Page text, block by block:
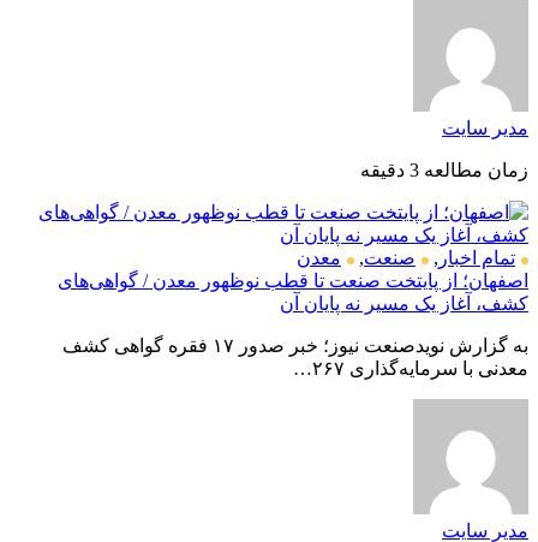
مدیر سایت
زمان مطالعه 3 دقیقه
تمام اخبار , صنعت,
معدن
اصفهان؛ از پایتخت صنعت تا قطب نوظهور معدن / گواهی‌های
کشف، آغاز یک مسیر نه پایان آن
به گزارش نویدصنعت نیوز؛ خبر صدور ۱۷ فقره گواهی کشف
معدنی با سرمایه‌گذاری ۲۶۷…
مدیر سایت